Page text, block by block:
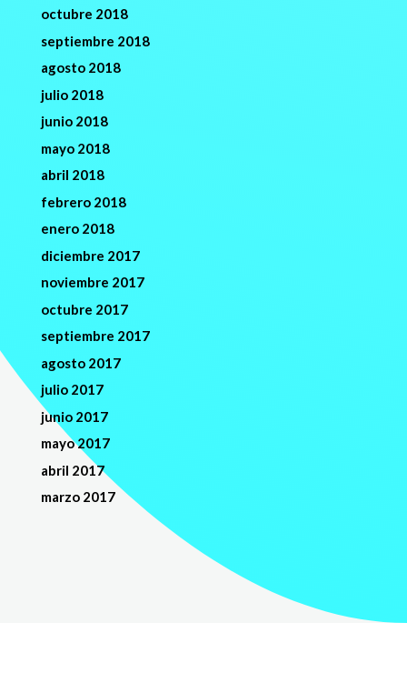
octubre 2018
septiembre 2018
agosto 2018
julio 2018
junio 2018
mayo 2018
abril 2018
febrero 2018
enero 2018
diciembre 2017
noviembre 2017
octubre 2017
septiembre 2017
agosto 2017
julio 2017
junio 2017
mayo 2017
abril 2017
marzo 2017